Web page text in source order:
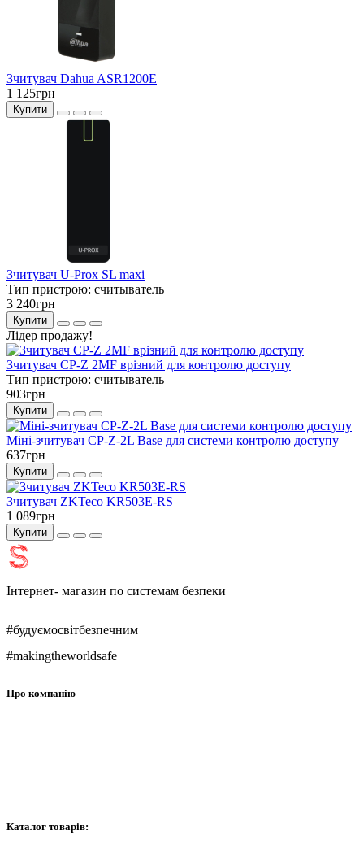
Зчитувач Dahua ASR1200E
1 125грн
Купити
Зчитувач U-Prox SL maxi
Тип пристрою: считыватель
3 240грн
Купити
Лідер продажу!
Зчитувач CP-Z 2MF врізний для контролю доступу
Тип пристрою: считыватель
903грн
Купити
Міні-зчитувач CP-Z-2L Base для системи контролю доступу
637грн
Купити
Зчитувач ZKTeco KR503E-RS
1 089грн
Купити
Інтернет- магазин по системам безпеки
#будуємосвітбезпечним
#makingtheworldsafe
Про компанію
Каталог товарів: